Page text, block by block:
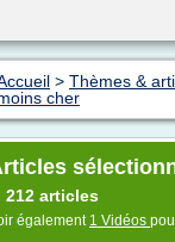
> Thèmes &
cher
212 articles
également 1 Vidéos